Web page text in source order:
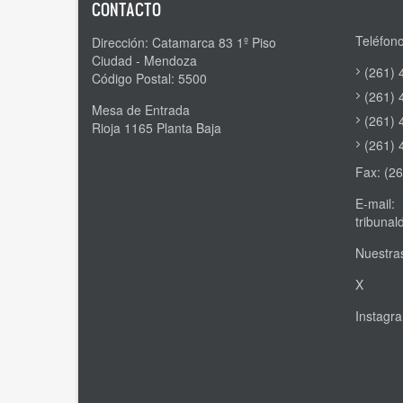
CONTACTO
Dirección: Catamarca 83 1º Piso
Ciudad - Mendoza
Código Postal: 5500
Mesa de Entrada
Rioja 1165 Planta Baja
(261)
(261)
(261)
(261)
Fax:
E-mail:
X